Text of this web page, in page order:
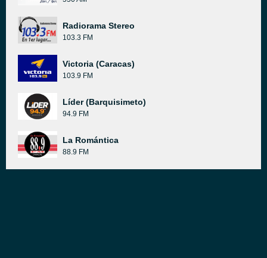
Radiorama Stereo
103.3 FM
Victoria (Caracas)
103.9 FM
Líder (Barquisimeto)
94.9 FM
La Romántica
88.9 FM